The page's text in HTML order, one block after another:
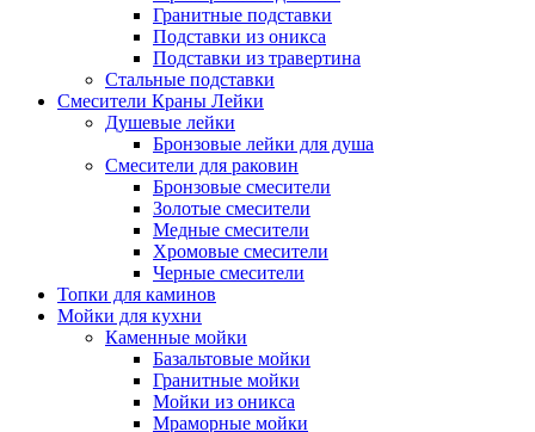
Гранитные подставки
Подставки из оникса
Подставки из травертина
Стальные подставки
Смесители Краны Лейки
Душевые лейки
Бронзовые лейки для душа
Смесители для раковин
Бронзовые смесители
Золотые смесители
Медные смесители
Хромовые смесители
Черные смесители
Топки для каминов
Мойки для кухни
Каменные мойки
Базальтовые мойки
Гранитные мойки
Мойки из оникса
Мраморные мойки